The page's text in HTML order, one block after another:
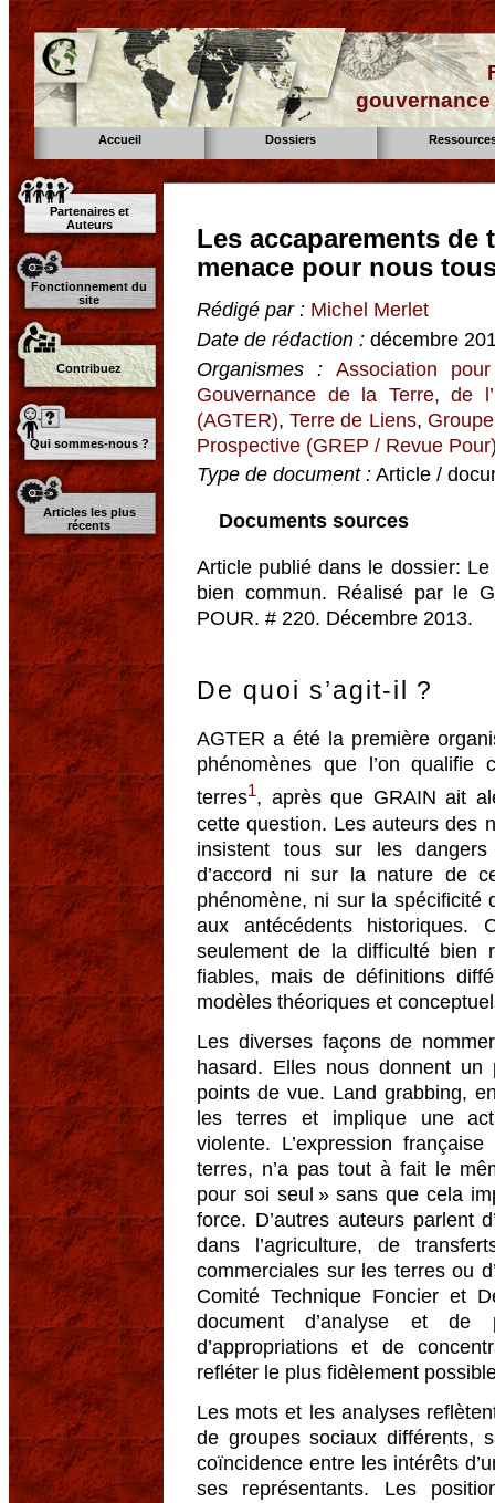
Accueil Dossiers
Partenaires et
Auteurs
Fonctionnement du
site
Contribuez
Qui sommes-nous ?
Articles les plus
récents
Les accaparements de
menace pour nous
Rédigé par : Michel Merlet
Date de rédaction : décembre
Organismes : Association
Gouvernance de la Terre, de
(AGTER),Terre de Liens,
Prospective (GREP / Revue
Type de document : Article /
Documents sources
Article publié dans le dossier:
bien commun. Réalisé par le
POUR. # 220. Décembre 2013.
De quoi s’agit-il ?
AGTER a été la première
phénomènes que l’on qualifie
terres1, après que GRAIN ait
cette question. Les auteurs des
insistent tous sur les
d’accord ni sur la nature de
phénomène, ni sur la spécificité
aux antécédents historiques.
seulement de la difficulté bien
fiables, mais de définitions
modèles théoriques et
Les diverses façons de
hasard. Elles nous donnent un
points de vue. Land grabbing,
les terres et implique une
violente. L’expression
terres, n’a pas tout à fait le
pour soi seul » sans que cela
force. D’autres auteurs parlent
dans l’agriculture, de
commerciales sur les terres ou
Comité Technique Foncier et
document d’analyse et
d’appropriations et de
refléter le plus fidèlement
Les mots et les analyses
de groupes sociaux différents,
coïncidence entre les intérêts
ses représentants. Les